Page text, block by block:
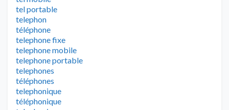
tel portable
telephon
téléphone
telephone fixe
telephone mobile
telephone portable
telephones
téléphones
telephonique
téléphonique